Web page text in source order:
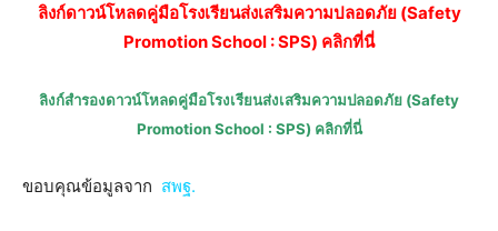
ลิงก์ดาวน์โหลดคู่มือโรงเรียนส่งเสริมความปลอดภัย (Safety
Promotion School : SPS) คลิกที่นี่
ลิงก์สำรองดาวน์โหลดคู่มือโรงเรียนส่งเสริมความปลอดภัย (Safety
Promotion School : SPS) คลิกที่นี่
ขอบคุณข้อมูลจาก สพฐ.